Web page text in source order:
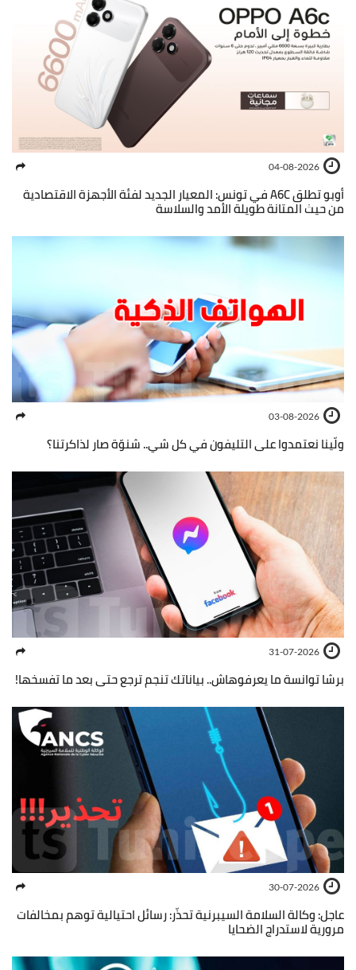
04-08-2026
أوبو تطلق A6C في تونس: المعيار الجديد لفئة الأجهزة الاقتصادية
من حيث المتانة طويلة الأمد والسلاسة
03-08-2026
ولّينا نعتمدوا على التليفون في كل شي.. شنوّة صار لذاكرتنا؟
31-07-2026
برشا توانسة ما يعرفوهاش.. بياناتك تنجم ترجع حتى بعد ما تفسخها!
30-07-2026
عاجل: وكالة السلامة السيبرنية تحذّر: رسائل احتيالية توهم بمخالفات
مرورية لاستدراج الضحايا